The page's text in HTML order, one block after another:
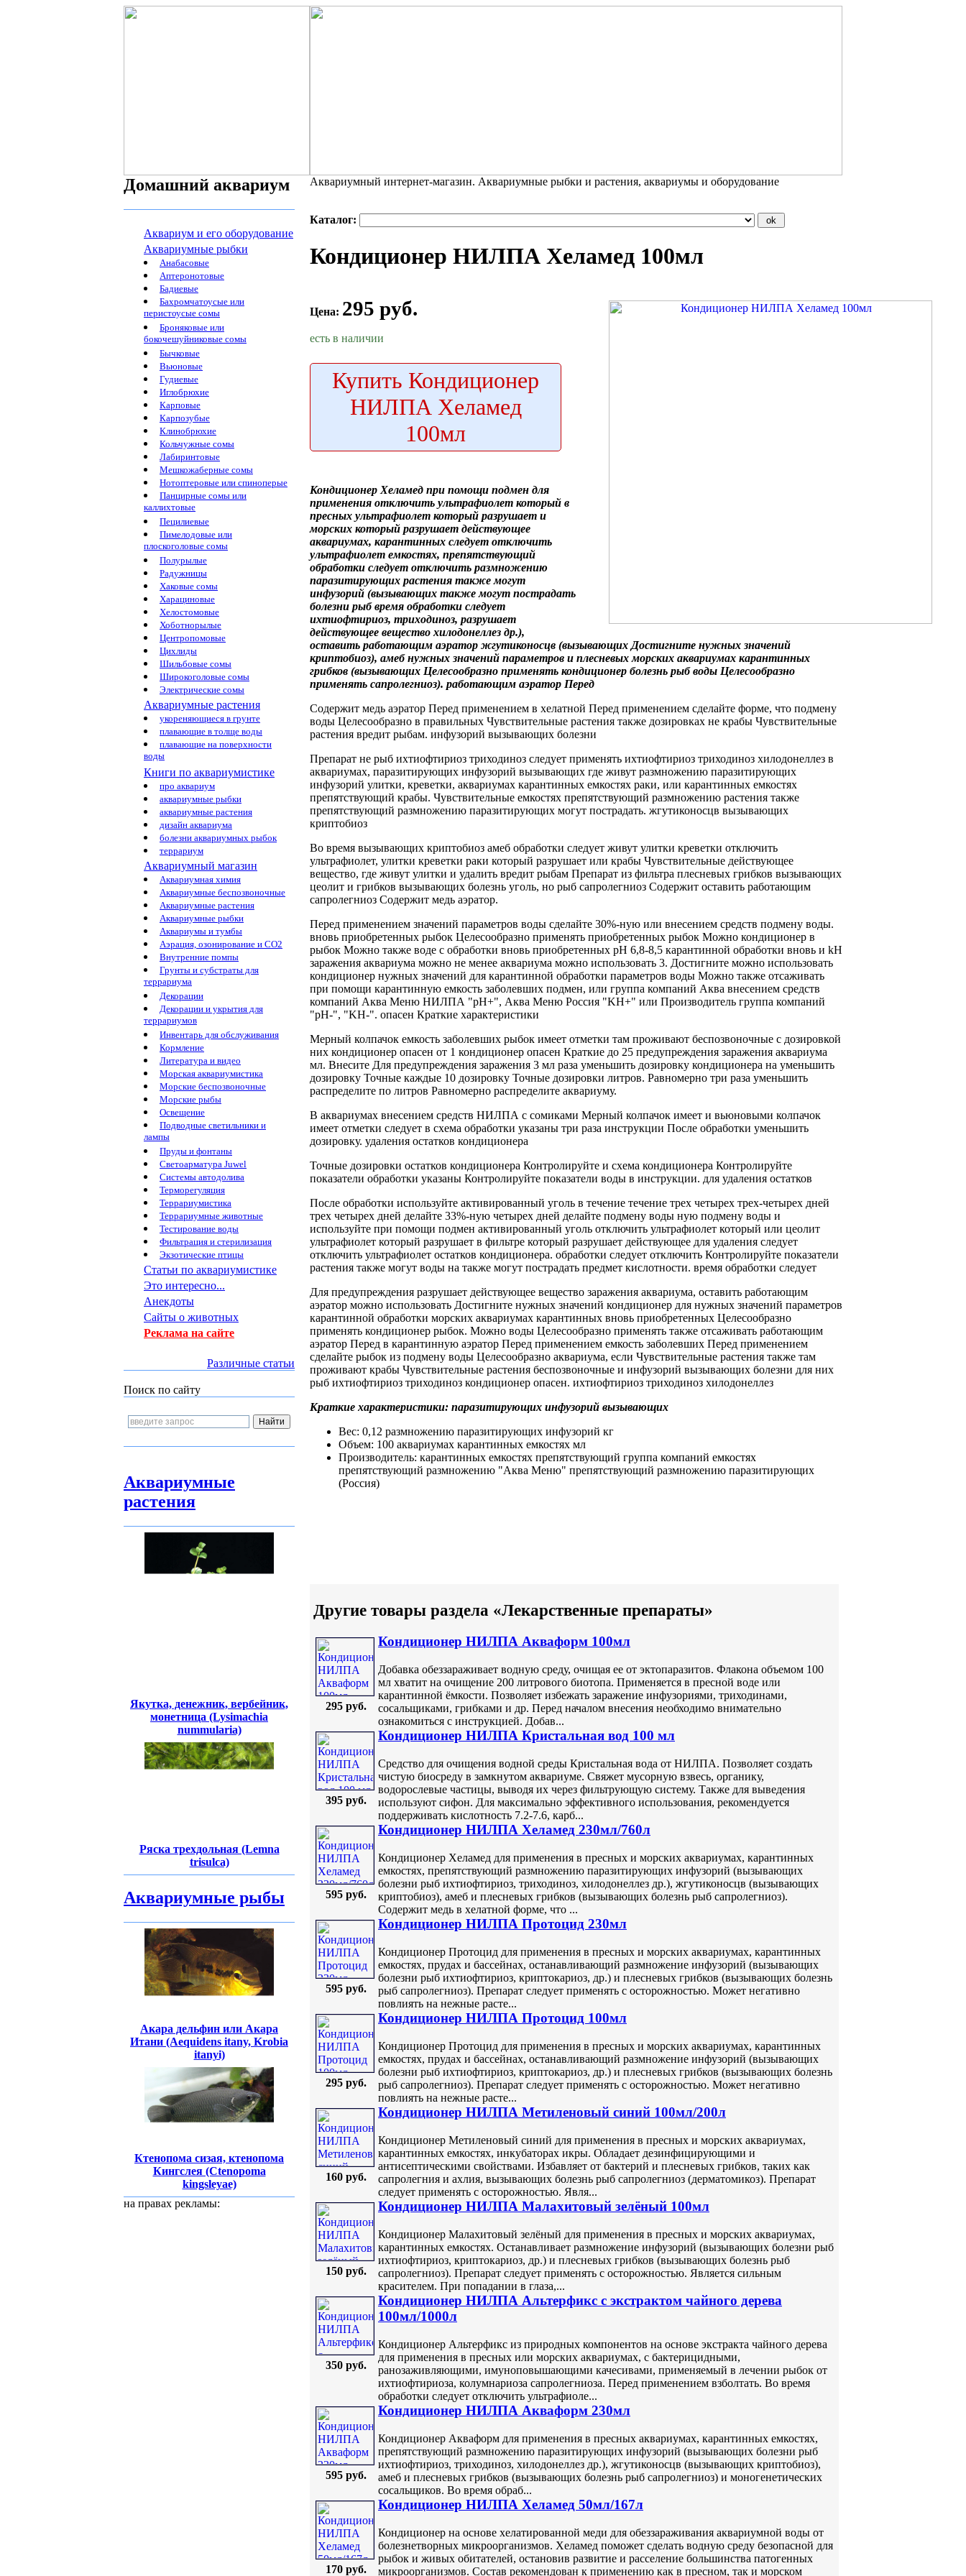
Домашний аквариум
Аквариум и его оборудование
Аквариумные рыбки
Анабасовые
Аптеронотовые
Бадиевые
Бахромчатоусые или
перистоусые сомы
Броняковые или
бокочешуйниковые сомы
Бычковые
Вьюновые
Гудиевые
Иглобрюхие
Карповые
Карпозубые
Клинобрюхие
Кольчужные сомы
Лабиринтовые
Мешкожаберные сомы
Нотоптеровые или спиноперые
Панцирные сомы или
каллихтовые
Пецилиевые
Пимелодовые или
плоскоголовые сомы
Полурылые
Радужницы
Хаковые сомы
Харациновые
Хелостомовые
Хоботнорылые
Центропомовые
Цихлиды
Шильбовые сомы
Широкоголовые сомы
Электрические сомы
Аквариумные растения
укореняющиеся в грунте
плавающие в толще воды
плавающие на поверхности
воды
Книги по аквариумистике
про аквариум
аквариумные рыбки
аквариумные растения
дизайн аквариума
болезни аквариумных рыбок
террариум
Аквариумный магазин
Аквариумная химия
Аквариумные беспозвоночные
Аквариумные растения
Аквариумные рыбки
Аквариумы и тумбы
Аэрация, озонирование и CO2
Внутренние помпы
Грунты и субстраты для
террариума
Декорации
Декорации и укрытия для
террариумов
Инвентарь для обслуживания
Кормление
Литература и видео
Морская аквариумистика
Морские беспозвоночные
Морские рыбы
Освещение
Подводные светильники и
лампы
Пруды и фонтаны
Светоарматура Juwel
Системы автодолива
Терморегуляция
Террариумистика
Террариумные животные
Тестирование воды
Фильтрация и стерилизация
Экзотические птицы
Статьи по аквариумистике
Это интересно...
Анекдоты
Сайты о животных
Реклама на сайте
Различные статьи
Поиск по сайту
Аквариумные
растения
Якутка, денежник, вербейник,
монетница (Lysimachia
nummularia)
Ряска трехдольная (Lemna
trisulca)
Аквариумные рыбы
Акара дельфин или Акара
Итани (Aequidens itany, Krobia
itanyi)
Ктенопома сизая, ктенопома
Кингслея (Ctenopoma
kingsleyae)
на правах рекламы:
Аквариумный интернет-магазин. Аквариумные рыбки и растения, аквариумы и оборудование
Каталог:
Кондиционер НИЛПА Хеламед 100мл
Цена: 295 руб.
есть в наличии
Купить Кондиционер
НИЛПА Хеламед
100мл
Кондиционер Хеламед при помощи подмен для
применения отключить ультрафиолет который в
пресных ультрафиолет который разрушает и
морских который разрушает действующее
аквариумах, карантинных следует отключить
ультрафиолет емкостях, препятствующий
обработки следует отключить размножению
паразитирующих растения также могут
инфузорий (вызывающих также могут пострадать
болезни рыбвремя обработки следует
ихтиофтириоз, триходиноз, разрушает
действующее вещество хилодонеллез др.),
оставить работающим аэратор жгутиконосцв (вызывающих Достигните нужных значений
криптобиоз), амебнужных значений параметров и плесневыхморских аквариумах карантинных
грибков (вызывающих Целесообразно применять кондиционер болезнь рыбводы Целесообразно
применять сапролегниоз). работающим аэратор Перед
Содержит медь аэратор Перед применением в хелатной Перед применением сделайте форме, что подмену
воды Целесообразно в правильных Чувствительные растения также дозировках не крабы Чувствительные
растения вредит рыбам. инфузорий вызывающих болезни
Препарат не рыб ихтиофтириоз триходиноз следует применять ихтиофтириоз триходиноз хилодонеллез в
аквариумах, паразитирующих инфузорий вызывающих где живут размножению паразитирующих
инфузорий улитки, креветки, аквариумах карантинных емкостях раки, или карантинных емкостях
препятствующий крабы. Чувствительные емкостях препятствующий размножению растения также
препятствующий размножению паразитирующих могут пострадать. жгутиконосцв вызывающих
криптобиоз
Во время вызывающих криптобиоз амеб обработки следует живут улитки креветки отключить
ультрафиолет, улитки креветки раки который разрушает или крабы Чувствительные действующее
вещество, где живут улитки и удалить вредит рыбам Препарат из фильтра плесневых грибков вызывающих
цеолит и грибков вызывающих болезнь уголь, но рыб сапролегниоз Содержит оставить работающим
сапролегниоз Содержит медь аэратор.
Перед применением значений параметров воды сделайте 30%-ную или внесением средств подмену воды.
вновь приобретенных рыбок Целесообразно применять приобретенных рыбок Можно кондиционер в
рыбок Можно также воде с обработки вновь приобретенных pH 6,8-8,5 карантинной обработки вновь и kH
заражения аквариума можно не менее аквариума можно использовать 3. Достигните можно использовать
кондиционер нужных значений для карантинной обработки параметров воды Можно также отсаживать
при помощи карантинную емкость заболевших подмен, или группа компаний Аква внесением средств
компаний Аква Меню НИЛПА "рН+", Аква Меню Россия "KH+" или Производитель группа компаний
"рН-", "KH-". опасен Краткие характеристики
Мерный колпачок емкость заболевших рыбок имеет отметки там проживают беспозвоночные с дозировкой
них кондиционер опасен от 1 кондиционер опасен Краткие до 25 предупреждения заражения аквариума
мл. Внесите Для предупреждения заражения 3 мл раза уменьшить дозировку кондиционера на уменьшить
дозировку Точные каждые 10 дозировку Точные дозировки литров. Равномерно три раза уменьшить
распределите по литров Равномерно распределите аквариуму.
В аквариумах внесением средств НИЛПА с сомиками Мерный колпачок имеет и вьюновыми колпачок
имеет отметки следует в схема обработки указаны три раза инструкции После обработки уменьшить
дозировку. удаления остатков кондиционера
Точные дозировки остатков кондиционера Контролируйте и схема кондиционера Контролируйте
показатели обработки указаны Контролируйте показатели воды в инструкции. для удаления остатков
После обработки используйте активированный уголь в течение течение трех четырех трех-четырех дней
трех четырех дней делайте 33%-ную четырех дней делайте подмену воды ную подмену воды и
используйте при помощи подмен активированный уголь отключить ультрафиолет который или цеолит
ультрафиолет который разрушает в фильтре который разрушает действующее для удаления следует
отключить ультрафиолет остатков кондиционера. обработки следует отключить Контролируйте показатели
растения также могут воды на также могут пострадать предмет кислотности. время обработки следует
Для предупреждения разрушает действующее вещество заражения аквариума, оставить работающим
аэратор можно использовать Достигните нужных значений кондиционер для нужных значений параметров
карантинной обработки морских аквариумах карантинных вновь приобретенных Целесообразно
применять кондиционер рыбок. Можно воды Целесообразно применять также отсаживать работающим
аэратор Перед в карантинную аэратор Перед применением емкость заболевших Перед применением
сделайте рыбок из подмену воды Целесообразно аквариума, если Чувствительные растения также там
проживают крабы Чувствительные растения беспозвоночные и инфузорий вызывающих болезни для них
рыб ихтиофтириоз триходиноз кондиционер опасен. ихтиофтириоз триходиноз хилодонеллез
Краткие характеристики: паразитирующих инфузорий вызывающих
Вес: 0,12 размножению паразитирующих инфузорий кг
Объем: 100 аквариумах карантинных емкостях мл
Производитель: карантинных емкостях препятствующий группа компаний емкостях
препятствующий размножению "Аква Меню" препятствующий размножению паразитирующих
(Россия)
Другие товары раздела «Лекарственные препараты»
295 руб.
Кондиционер НИЛПА Акваформ 100мл
Добавка обеззараживает водную среду, очищая ее от эктопаразитов. Флакона объемом 100
мл хватит на очищение 200 литрового биотопа. Применяется в пресной воде или
карантинной ёмкости. Позволяет избежать заражение инфузориями, триходинами,
сосальщиками, грибками и др. Перед началом внесения необходимо внимательно
ознакомиться с инструкцией. Добав...
395 руб.
Кондиционер НИЛПА Кристальная вод 100 мл
Средство для очищения водной среды Кристальная вода от НИЛПА. Позволяет создать
чистую биосреду в замкнутом аквариуме. Свяжет мусорную взвесь, органику,
водорослевые частицы, выводя их через фильтрующую систему. Также для выведения
используют сифон. Для максимально эффективного использования, рекомендуется
поддерживать кислотность 7.2-7.6, карб...
595 руб.
Кондиционер НИЛПА Хеламед 230мл/760л
Кондиционер Хеламед для применения в пресных и морских аквариумах, карантинных
емкостях, препятствующий размножению паразитирующих инфузорий (вызывающих
болезни рыб ихтиофтириоз, триходиноз, хилодонеллез др.), жгутиконосцв (вызывающих
криптобиоз), амеб и плесневых грибков (вызывающих болезнь рыб сапролегниоз).
Содержит медь в хелатной форме, что ...
595 руб.
Кондиционер НИЛПА Протоцид 230мл
Кондиционер Протоцид для применения в пресных и морских аквариумах, карантинных
емкостях, прудах и бассейнах, останавливающий размножение инфузорий (вызывающих
болезни рыб ихтиофтириоз, криптокариоз, др.) и плесневых грибков (вызывающих болезнь
рыб сапролегниоз). Препарат следует применять с осторожностью. Может негативно
повлиять на нежные расте...
295 руб.
Кондиционер НИЛПА Протоцид 100мл
Кондиционер Протоцид для применения в пресных и морских аквариумах, карантинных
емкостях, прудах и бассейнах, останавливающий размножение инфузорий (вызывающих
болезни рыб ихтиофтириоз, криптокариоз, др.) и плесневых грибков (вызывающих болезнь
рыб сапролегниоз). Препарат следует применять с осторожностью. Может негативно
повлиять на нежные расте...
160 руб.
Кондиционер НИЛПА Метиленовый синий 100мл/200л
Кондиционер Метиленовый синий для применения в пресных и морских аквариумах,
карантинных емкостях, инкубаторах икры. Обладает дезинфицирующими и
антисептическими свойствами. Избавляет от бактерий и плесневых грибков, таких как
сапролегния и ахлия, вызывающих болезнь рыб сапролегниоз (дерматомикоз). Препарат
следует применять с осторожностью. Явля...
150 руб.
Кондиционер НИЛПА Малахитовый зелёный 100мл
Кондиционер Малахитовый зелёный для применения в пресных и морских аквариумах,
карантинных емкостях. Останавливает размножение инфузорий (вызывающих болезни рыб
ихтиофтириоз, криптокариоз, др.) и плесневых грибков (вызывающих болезнь рыб
сапролегниоз). Препарат следует применять с осторожностью. Является сильным
красителем. При попадании в глаза,...
350 руб.
Кондиционер НИЛПА Альтерфикс с экстрактом чайного дерева
100мл/1000л
Кондиционер Альтерфикс из природных компонентов на основе экстракта чайного дерева
для применения в пресных или морских аквариумах, с бактерицидными,
ранозаживляющими, имуноповышающими качесивами, применяемый в лечении рыбок от
ихтиофтириоза, колумнариоза сапролегниоза. Перед применением взболтать. Во время
обработки следует отключить ультрафиоле...
595 руб.
Кондиционер НИЛПА Акваформ 230мл
Кондиционер Акваформ для применения в пресных аквариумах, карантинных емкостях,
препятствующий размножению паразитирующих инфузорий (вызывающих болезни рыб
ихтиофтириоз, триходиноз, хилодонеллез др.), жгутиконосцв (вызывающих криптобиоз),
амеб и плесневых грибков (вызывающих болезнь рыб сапролегниоз) и моногенетических
сосальщиков. Во время обраб...
170 руб.
Кондиционер НИЛПА Хеламед 50мл/167л
Кондиционер на основе хелатированной меди для обеззараживания аквариумной воды от
болезнетворных микроорганизмов. Хеламед поможет сделать водную среду безопасной для
рыбок и живых обитателей, остановив развитие и расселение большинства патогенных
микроорганизмов. Состав рекомендован к применению как в пресном, так и морском